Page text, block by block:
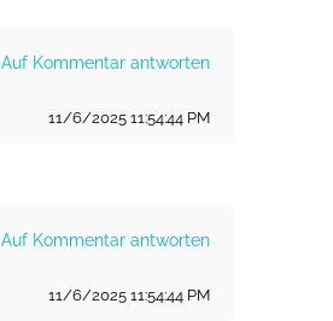
Auf Kommentar antworten
11/6/2025 11:54:44 PM
Auf Kommentar antworten
11/6/2025 11:54:44 PM